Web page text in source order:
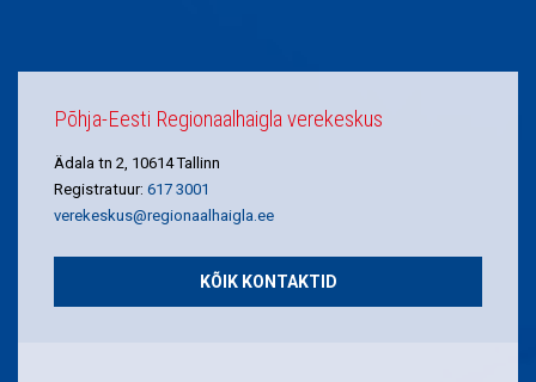
Põhja-Eesti Regionaalhaigla verekeskus
Ädala tn 2, 10614 Tallinn
Registratuur: 617 3001
verekeskus@regionaalhaigla.ee
KÕIK KONTAKTID